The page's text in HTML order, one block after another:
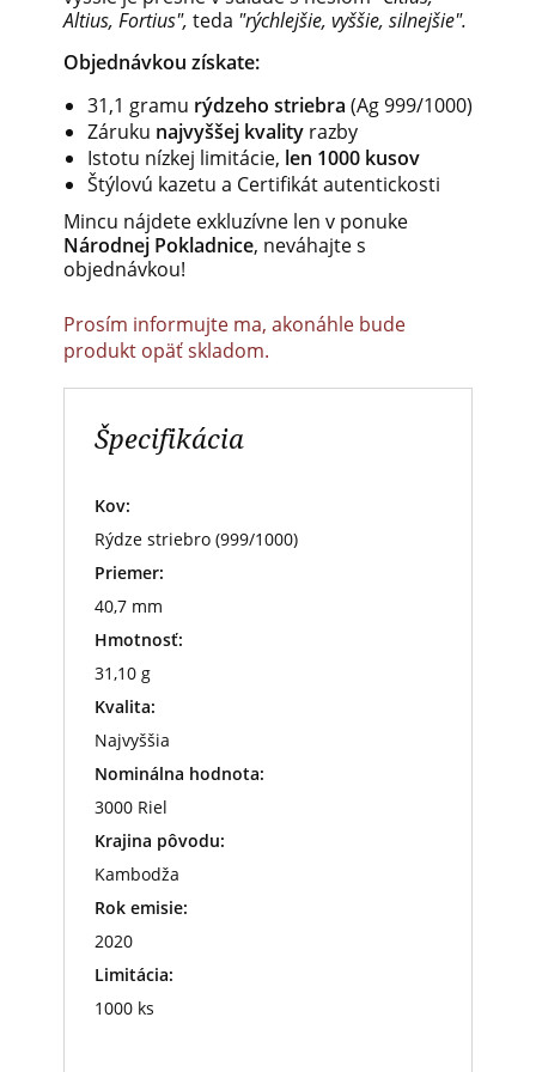
Altius, Fortius", teda "rýchlejšie, vyššie, silnejšie".
Objednávkou získate:
31,1 gramu rýdzeho striebra (Ag999/1000)
Záruku najvyššej kvality razby
Istotu nízkej limitácie, len 1000 kusov
Štýlovú kazetu a Certifikátautentickosti
Mincu nájdete exkluzívne len v ponuke
Národnej Pokladnice, neváhajte s
objednávkou!
Prosím informujte ma, akonáhle bude
produkt opäť skladom.
Špecifikácia
Kov:
Rýdze striebro (999/1000)
Priemer:
40,7 mm
Hmotnosť:
31,10 g
Kvalita:
Najvyššia
Nominálna hodnota:
3000 Riel
Krajina pôvodu:
Kambodža
Rok emisie:
2020
Limitácia:
1000 ks